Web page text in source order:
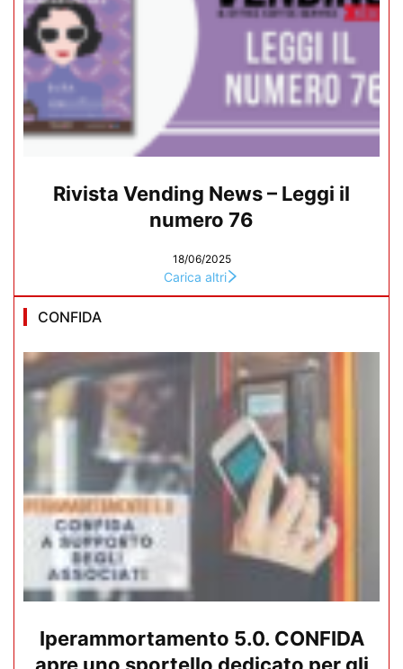
Rivista Vending News – Leggi il
numero 76
18/06/2025
Carica altri
CONFIDA
Iperammortamento 5.0. CONFIDA